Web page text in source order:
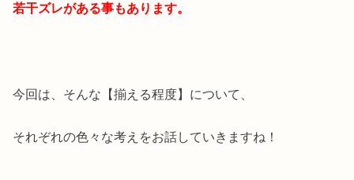
若干ズレがある事もあります。
今回は、そんな【揃える程度】について、
それぞれの色々な考えをお話していきますね！